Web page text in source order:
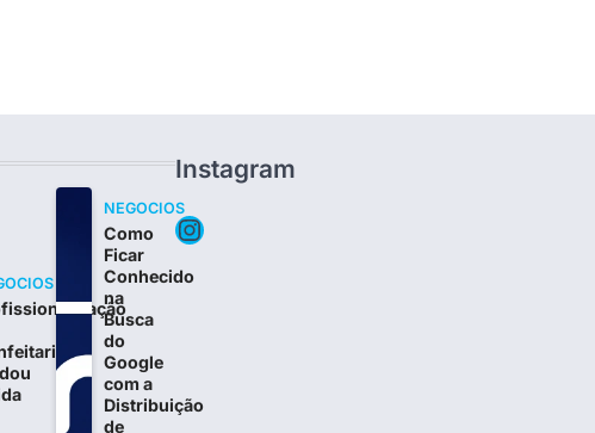
NEGOCIOS
Como
Ficar
Conhecido
na
Busca
do
Google
com a
Distribuição
de
Instagram
Instagram